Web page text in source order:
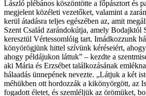
László plébános köszöntötte a főpásztort és
megjelent közéleti vezetőket, valamint a
kerül átadásra teljes egészében az, amit
Szent Család zarándokútja, amely Bodajktól
keresztül Vértessomlóig tart. Imádkozzunk
könyörögjünk hittel szívünk kéréseiért,
ahogy példájukon láttuk” – kezdte a
aki Mária és Erzsébet találkozásának
hálaadás ünnepének nevezte. „Látjuk a két
méhükben ott hordozzák a kikönyörgött, az
fogadott életet, és szemléljük az örömüket,